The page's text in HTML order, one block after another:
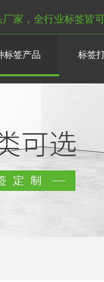
家，全行业标签皆
标签产品 标签